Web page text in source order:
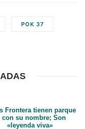
POK 37